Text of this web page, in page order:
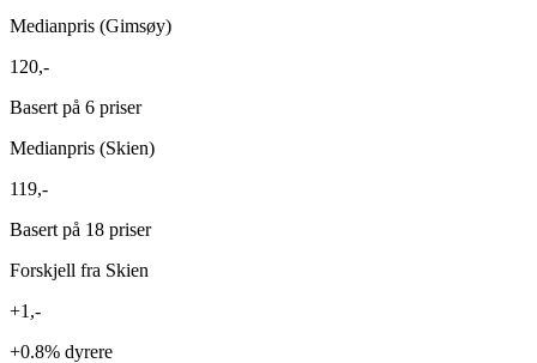
Medianpris (Gimsøy)
120,-
Basert på 6 priser
Medianpris (Skien)
119,-
Basert på 18 priser
Forskjell fra Skien
+1,-
+0.8% dyrere